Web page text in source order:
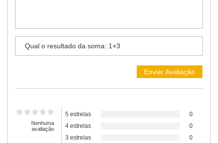
Nenhuma
avaliação
5 estrelas
0
4 estrelas
0
3 estrelas
0